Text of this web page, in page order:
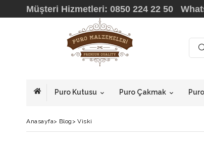
Müşteri Hizmetleri: 0850 224 22 50
Puro Kutusu Puro Çakmak
Anasayfa> Blog > Viski